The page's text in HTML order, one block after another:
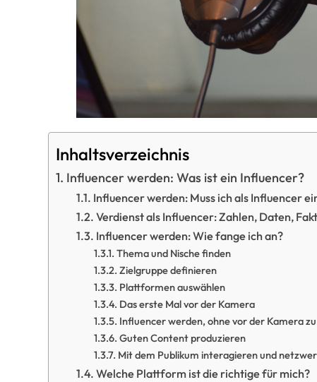
Inhaltsverzeichnis
Influencer werden: Was ist ein Influencer?
Influencer werden: Muss ich als Influencer
Verdienst als Influencer: Zahlen, Daten,
Influencer werden: Wie fange ich an?
Thema und Nische finden
Zielgruppe definieren
Plattformen auswählen
Das erste Mal vor der Kamera
Influencer werden, ohne vor der Kamera
Guten Content produzieren
Mit dem Publikum interagieren und
Welche Plattform ist die richtige für mich?